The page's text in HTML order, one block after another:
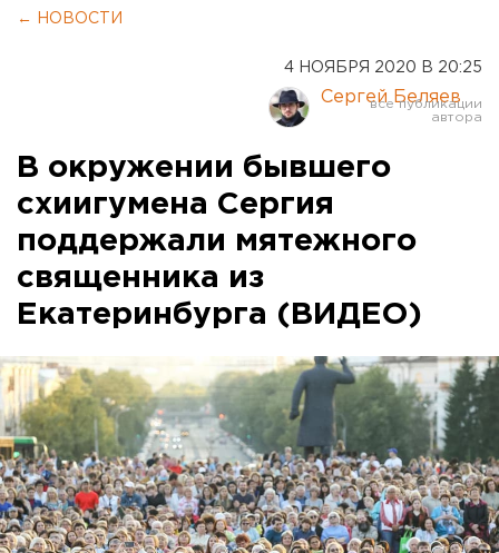
← НОВОСТИ
4 НОЯБРЯ 2020 В 20:25
Сергей Беляев
В окружении бывшего
схиигумена Сергия
поддержали мятежного
священника из
Екатеринбурга (ВИДЕО)